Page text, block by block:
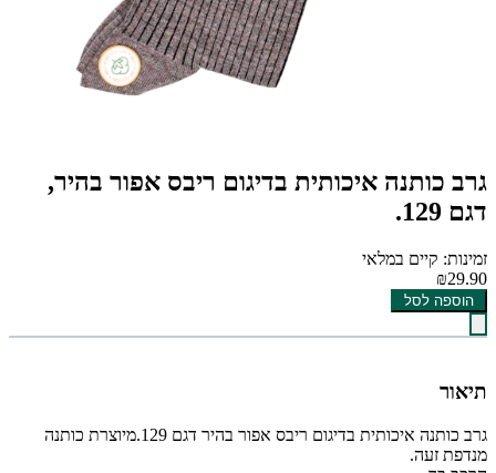
גרב כותנה איכותית בדיגום ריבס אפור בהיר,
דגם 129.
זמינות: קיים במלאי
₪29.90
הוספה לסל
תיאור
גרב כותנה איכותית בדיגום ריבס אפור בהיר דגם 129.מיוצרת כותנה
מנדפת זעה.